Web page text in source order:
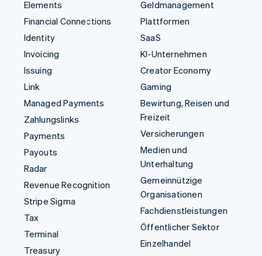
Elements
Financial Connections
Identity
Invoicing
Issuing
Link
Managed Payments
Zahlungslinks
Payments
Payouts
Radar
Revenue Recognition
Stripe Sigma
Tax
Terminal
Treasury
Geldmanagement
Plattformen
SaaS
KI-Unternehmen
Creator Economy
Gaming
Bewirtung, Reisen und
Freizeit
Versicherungen
Medien und
Unterhaltung
Gemeinnützige
Organisationen
Fachdienstleistungen
Öffentlicher Sektor
Einzelhandel